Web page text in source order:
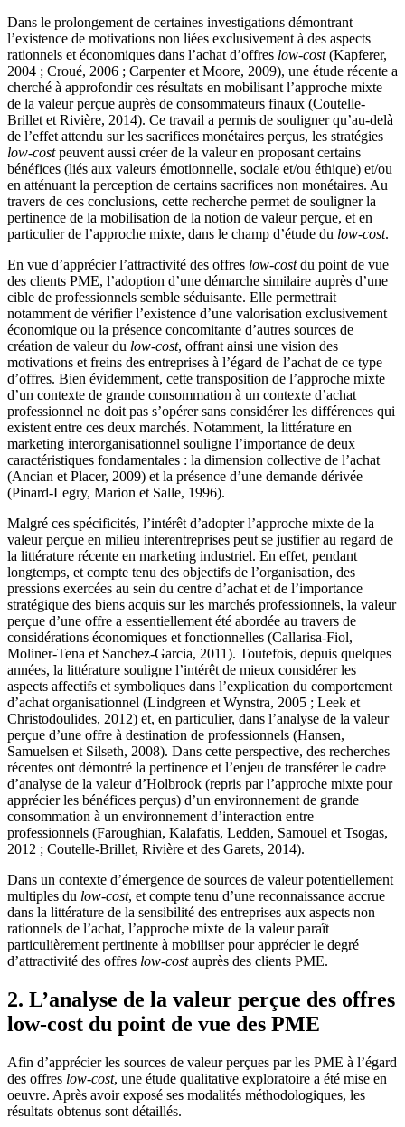
Dans le prolongement de certaines investigations démontrant
l’existence de motivations non liées exclusivement à des aspects
rationnels et économiques dans l’achat d’offres low-cost(Kapferer,
2004 ; Croué, 2006 ; Carpenter et Moore, 2009), une étude récente a
cherché à approfondir ces résultats en mobilisant l’approche mixte
de la valeur perçue auprès de consommateurs finaux (Coutelle-
Brillet et Rivière, 2014). Ce travail a permis de souligner qu’au-delà
de l’effet attendu sur les sacrifices monétaires perçus, les stratégies
low-costpeuvent aussi créer de la valeur en proposant certains
bénéfices (liés aux valeurs émotionnelle, sociale et/ou éthique) et/ou
en atténuant la perception de certains sacrifices non monétaires. Au
travers de ces conclusions, cette recherche permet de souligner la
pertinence de la mobilisation de la notion de valeur perçue, et en
particulier de l’approche mixte, dans le champ d’étude du low-cost.
En vue d’apprécier l’attractivité des offres low-costdu point de vue
des clients PME, l’adoption d’une démarche similaire auprès d’une
cible de professionnels semble séduisante. Elle permettrait
notamment de vérifier l’existence d’une valorisation exclusivement
économique ou la présence concomitante d’autres sources de
création de valeur du low-cost, offrant ainsi une vision des
motivations et freins des entreprises à l’égard de l’achat de ce type
d’offres. Bien évidemment, cette transposition de l’approche mixte
d’un contexte de grande consommation à un contexte d’achat
professionnel ne doit pas s’opérer sans considérer les différences qui
existent entre ces deux marchés. Notamment, la littérature en
marketing interorganisationnel souligne l’importance de deux
caractéristiques fondamentales : la dimension collective de l’achat
(Ancian et Placer, 2009) et la présence d’une demande dérivée
(Pinard-Legry, Marion et Salle, 1996).
Malgré ces spécificités, l’intérêt d’adopter l’approche mixte de la
valeur perçue en milieu interentreprises peut se justifier au regard de
la littérature récente en marketing industriel. En effet, pendant
longtemps, et compte tenu des objectifs de l’organisation, des
pressions exercées au sein du centre d’achat et de l’importance
stratégique des biens acquis sur les marchés professionnels, la valeur
perçue d’une offre a essentiellement été abordée au travers de
considérations économiques et fonctionnelles (Callarisa-Fiol,
Moliner-Tena et Sanchez-Garcia, 2011). Toutefois, depuis quelques
années, la littérature souligne l’intérêt de mieux considérer les
aspects affectifs et symboliques dans l’explication du comportement
d’achat organisationnel (Lindgreen et Wynstra, 2005 ; Leek et
Christodoulides, 2012) et, en particulier, dans l’analyse de la valeur
perçue d’une offre à destination de professionnels (Hansen,
Samuelsen et Silseth, 2008). Dans cette perspective, des recherches
récentes ont démontré la pertinence et l’enjeu de transférer le cadre
d’analyse de la valeur d’Holbrook (repris par l’approche mixte pour
apprécier les bénéfices perçus) d’un environnement de grande
consommation à un environnement d’interaction entre
professionnels (Faroughian, Kalafatis, Ledden, Samouel et Tsogas,
2012 ; Coutelle-Brillet, Rivière et des Garets, 2014).
Dans un contexte d’émergence de sources de valeur potentiellement
multiples du low-cost, et compte tenu d’une reconnaissance accrue
dans la littérature de la sensibilité des entreprises aux aspects non
rationnels de l’achat, l’approche mixte de la valeur paraît
particulièrement pertinente à mobiliser pour apprécier le degré
d’attractivité des offres low-costauprès des clients PME.
2. L’analyse de la valeur perçue des offres
low-cost du point de vue des PME
Afin d’apprécier les sources de valeur perçues par les PME à l’égard
des offres low-cost, une étude qualitative exploratoire a été mise en
oeuvre. Après avoir exposé ses modalités méthodologiques, les
résultats obtenus sont détaillés.